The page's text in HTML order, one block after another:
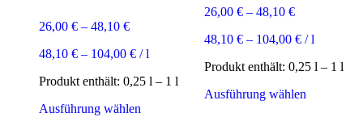
26,00 € – 48,10 €
48,10 € – 104,00 € /l
Produkt enthält: 0,25 l – 1 l
Ausführung wählen
26,00 €– 48,10 €
48,10 €– 104,00 €/l
Produkt enthält: 0,25 l – 1 l
Ausführung wählenDieses